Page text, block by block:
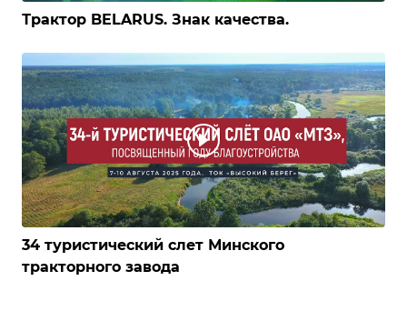
Трактор BELARUS. Знак качества.
34 туристический слет Минского
тракторного завода